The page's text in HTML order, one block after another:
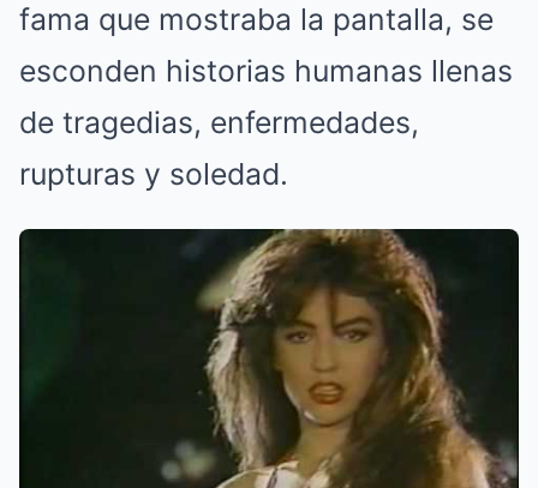
fama que mostraba la pantalla, se
esconden historias humanas llenas
de tragedias, enfermedades,
rupturas y soledad.